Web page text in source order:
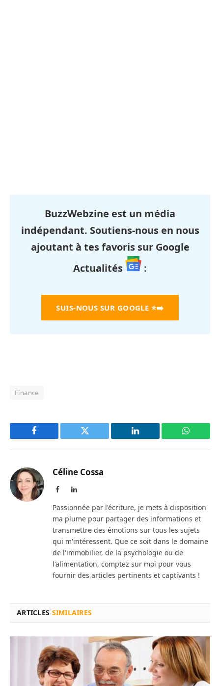
BuzzWebzine est un média
indépendant. Soutiens-nous en nous
ajoutant à tes favoris sur Google
Actualités
:
SUIS-NOUS SUR GOOGLE ⭐➡️
Finance
Facebook Twitter LinkedIn
Céline Cossa
FacebookLinkedIn
Passionnée par l'écriture, je mets à disposition
ma plume pour partager des informations et
transmettre des émotions sur tous les sujets
qui m'intéressent. Que ce soit dans le domaine
de l'immobilier, de la psychologie ou de
l'alimentation, comptez sur moi pour vous
fournir des articles pertinents et captivants !
ARTICLES SIMILAIRES